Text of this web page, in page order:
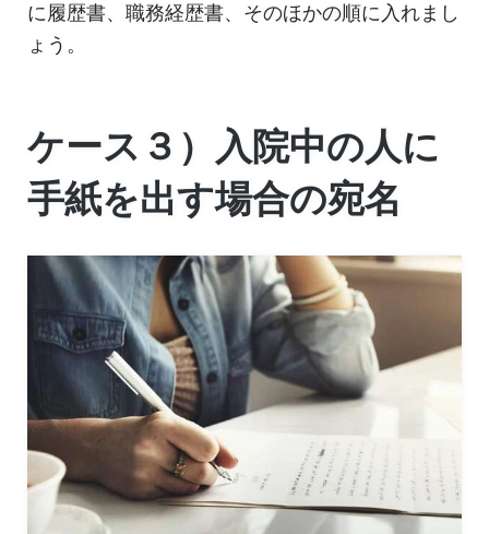
に履歴書、職務経歴書、そのほかの順に入れまし
ょう。
ケース３）入院中の人に
手紙を出す場合の宛名